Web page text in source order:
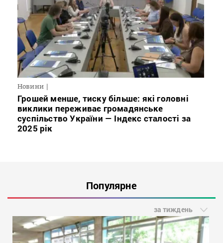
Новини
Грошей менше, тиску більше: які головні
виклики переживає громадянське
суспільство України — Індекс сталості за
2025 рік
Популярне
за тиждень